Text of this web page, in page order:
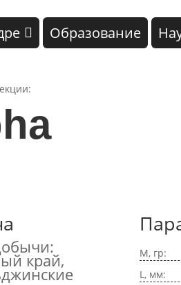
Образование
край,
M, гр:
L, мм: